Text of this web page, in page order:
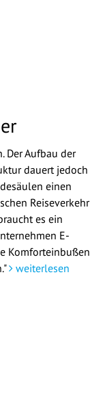
Der Aufbau der
dauert jedoch
einen
Reiseverkehr
es ein
E-
Komforteinbußen
weiterlesen